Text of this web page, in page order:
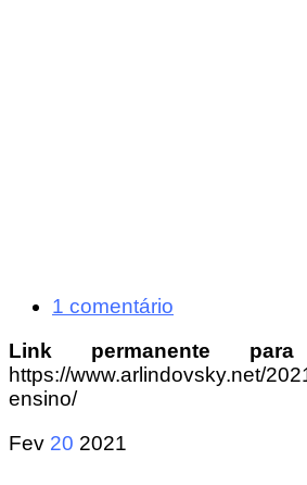
1 comentário
Link permanente
https://www.arlindovsky.net/
ensino/
Fev 20 2021